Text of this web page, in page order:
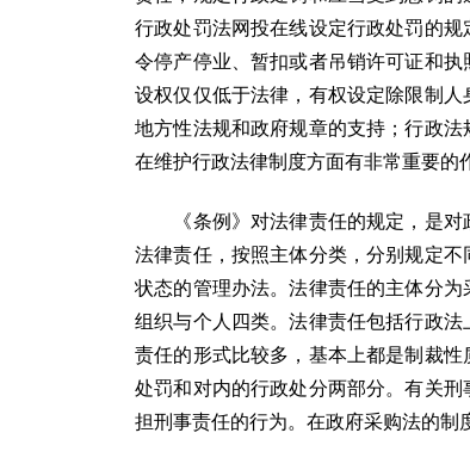
行政处罚法网投在线设定行政处罚的
令停产停业、暂扣或者吊销许可证和
设权仅仅低于法律，有权设定除限制
地方性法规和政府规章的支持；行政
在维护行政法律制度方面有非常重要的
《条例》对法律责任的规定，是对
法律责任，按照主体分类，分别规定
状态的管理办法。法律责任的主体分
组织与个人四类。法律责任包括行政
责任的形式比较多，基本上都是制裁
处罚和对内的行政处分两部分。有关
担刑事责任的行为。在政府采购法的制